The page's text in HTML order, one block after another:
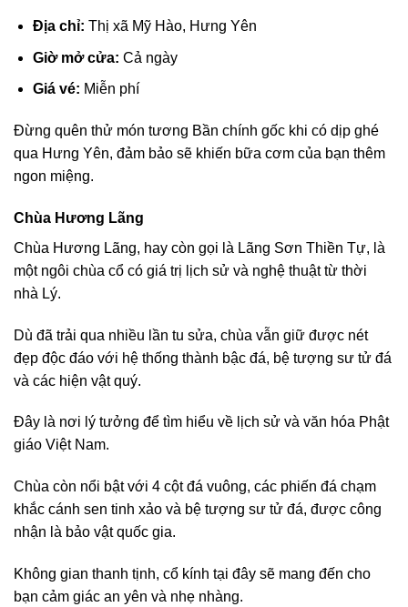
Địa chỉ: Thị xã Mỹ Hào, Hưng Yên
Giờ mở cửa: Cả ngày
Giá vé: Miễn phí
Đừng quên thử món tương Bần chính gốc khi có dịp ghé
qua Hưng Yên, đảm bảo sẽ khiến bữa cơm của bạn thêm
ngon miệng.
Chùa Hương Lãng
Chùa Hương Lãng, hay còn gọi là Lãng Sơn Thiền Tự, là
một ngôi chùa cổ có giá trị lịch sử và nghệ thuật từ thời
nhà Lý.
Dù đã trải qua nhiều lần tu sửa, chùa vẫn giữ được nét
đẹp độc đáo với hệ thống thành bậc đá, bệ tượng sư tử đá
và các hiện vật quý.
Đây là nơi lý tưởng để tìm hiểu về lịch sử và văn hóa Phật
giáo Việt Nam.
Chùa còn nổi bật với 4 cột đá vuông, các phiến đá chạm
khắc cánh sen tinh xảo và bệ tượng sư tử đá, được công
nhận là bảo vật quốc gia.
Không gian thanh tịnh, cổ kính tại đây sẽ mang đến cho
bạn cảm giác an yên và nhẹ nhàng.